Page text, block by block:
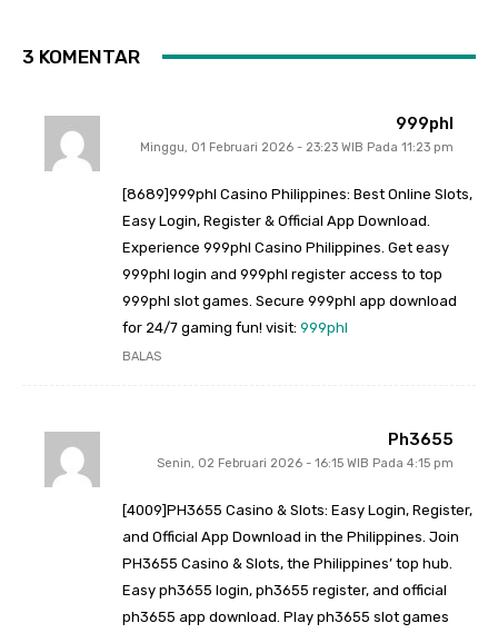
3 KOMENTAR
999phl
Minggu, 01 Februari 2026 - 23:23 WIB Pada 11:23 pm
[8689]999phl Casino Philippines: Best Online Slots,
Easy Login, Register & Official App Download.
Experience 999phl Casino Philippines. Get easy
999phl login and 999phl register access to top
999phl slot games. Secure 999phl app download
for 24/7 gaming fun! visit: 999phl
BALAS
Ph3655
Senin, 02 Februari 2026 - 16:15 WIB Pada 4:15 pm
[4009]PH3655 Casino & Slots: Easy Login, Register,
and Official App Download in the Philippines. Join
PH3655 Casino & Slots, the Philippines’ top hub.
Easy ph3655 login, ph3655 register, and official
ph3655 app download. Play ph3655 slot games